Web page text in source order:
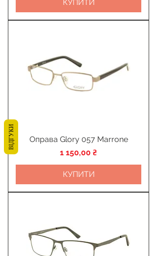
КУПИТИ
Оправа Glory 057 Marrone
Ціна
1 150,00 ₴
КУПИТИ
ВІДГУКИ